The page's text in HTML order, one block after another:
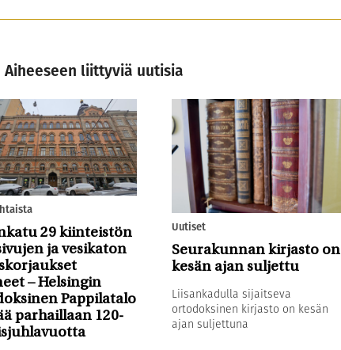
Aiheeseen liittyviä uutisia
29 kiinteistön
ja vesikaton
– Helsingin
Pappilatalo
parhaillaan 120-
Uutiset
Seurakunnan kirjasto on
kesän ajan suljettu
Liisankadulla sijaitseva
ortodoksinen kirjasto on kesän
ajan suljettuna